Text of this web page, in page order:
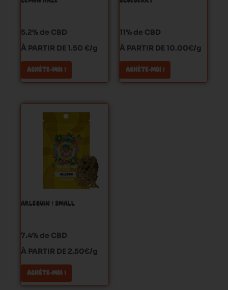
5.2% de CBD
À PARTIR DE 1.50 €/g
ACHÈTE-MOI !
page
produit
11% de CBD
À PARTIR DE 10.00€/g
ACHÈTE-MOI !
page
produit
ARLEQUIN ! SMALL
7.4% de CBD
À PARTIR DE 2.50€/g
ACHÈTE-MOI !
produit
a
plusieurs
variations.
Les
options
être
page
produit